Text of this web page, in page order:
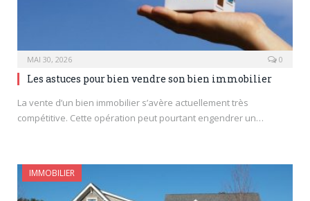
MAI 30, 2026 0
Les astuces pour bien vendre son bien immobilier
La vente d’un bien immobilier s’avère actuellement très
compétitive. Cette opération peut pourtant engendrer un…
IMMOBILIER